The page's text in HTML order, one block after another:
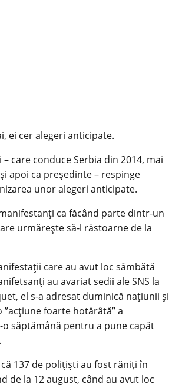
ei cer alegeri anticipate.
– care conduce Serbia din 2014, mai
apoi ca preşedinte – respinge
unor alegeri anticipate.
ca făcând parte dintr-un
urmăreşte să-l răstoarne de la
care au avut loc sâmbătă
au avariat sedii ale SNS la
el s-a adresat duminică naţiunii şi
foarte hotărâtă” a
săptămână pentru a pune capăt
137 de poliţişti au fost răniţi în
de la 12 august, când au avut loc